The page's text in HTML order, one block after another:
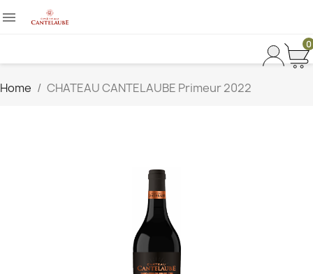

0
Home CHATEAU CANTELAUBE Primeur 2022